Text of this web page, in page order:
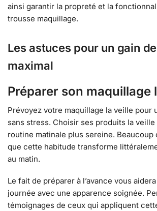
ainsi garantir la propreté et la
trousse maquillage.
Les astuces pour un gain
maximal
Préparer son maquillage
Prévoyez votre maquillage la veille pour
sans stress. Choisir ses produits la
routine matinale plus sereine.
que cette habitude transforme
au matin.
Le fait de préparer à l’avance vous
journée avec une apparence soignée.
témoignages de ceux qui appliquent